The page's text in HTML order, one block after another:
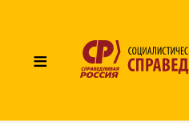
≡